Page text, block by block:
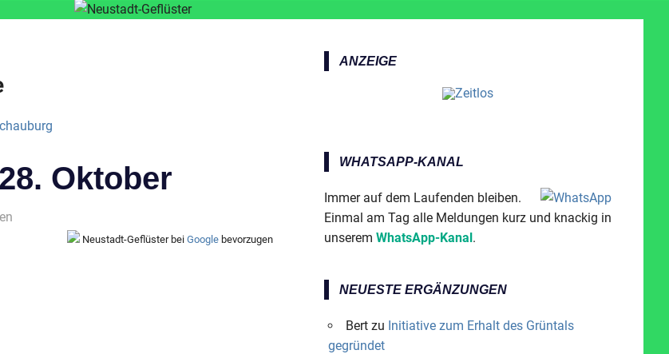
Oktober
Neustadt-Geflüster bei Google bevorzugen
ANZEIGE
WHATSAPP-KANAL
Immer auf dem Laufenden bleiben.
Einmal am Tag alle Meldungen kurz und knackig in
unserem WhatsApp-Kanal.
NEUESTE ERGÄNZUNGEN
Bertzu Initiative zum Erhalt des Grüntals
gegründet